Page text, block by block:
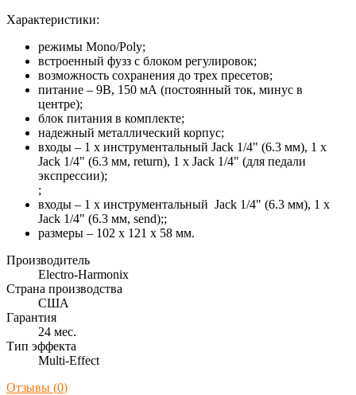
Характеристики:
режимы Mono/Poly;
встроенный фузз с блоком регулировок;
возможность сохранения до трех пресетов;
питание – 9В, 150 мА (постоянный ток, минус в
центре);
блок питания в комплекте;
надежный металлический корпус;
входы – 1 x инструментальный Jack 1/4" (6.3 мм), 1 x
Jack 1/4" (6.3 мм, return), 1 x Jack 1/4" (для педали
экспрессии);
;
входы – 1 x инструментальный Jack 1/4" (6.3 мм), 1 x
Jack 1/4" (6.3 мм, send);;
размеры – 102 x 121 x 58 мм.
Производитель
Electro-Harmonix
Страна производства
США
Гарантия
24 мес.
Тип эффекта
Multi-Effect
Отзывы (0)